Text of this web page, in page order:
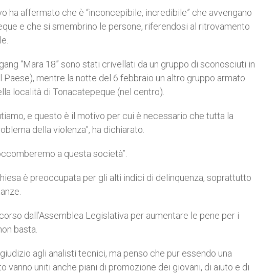
ha affermato che è “inconcepibile, incredibile” che avvengano
e che si smembrino le persone, riferendosi al ritrovamento
“Mara 18” sono stati crivellati da un gruppo di sconosciuti in
mentre la notte del 6 febbraio un altro gruppo armato
località di Tonacatepeque (nel centro).
e questo è il motivo per cui è necessario che tutta la
della violenza”, ha dichiarato.
a questa società”.
è preoccupata per gli alti indici di delinquenza, soprattutto
dall’Assemblea Legislativa per aumentare le pene per i
basta.
agli analisti tecnici, ma penso che pur essendo una
vanno uniti anche piani di promozione dei giovani, di aiuto e di